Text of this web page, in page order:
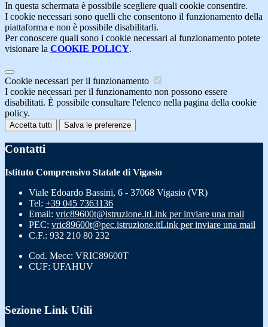
In questa schermata è possibile scegliere quali cookie consentire.
I cookie necessari sono quelli che consentono il funzionamento della
piattaforma e non è possibile disabilitarli.
Per conoscere quali sono i cookie necessari al funzionamento potete
visionare la COOKIE POLICY.
Cookie necessari per il funzionamento
I cookie necessari per il funzionamento non possono essere
disabilitati. È possibile consultare l'elenco nella pagina della cookie
policy.
Accetta tutti Salva le preferenze
Contatti
Istituto Comprensivo Statale di Vigasio
Viale Edoardo Bassini, 6 - 37068 Vigasio (VR)
Tel: +39 045 7363136
Email: vric89600t@istruzione.itLink per inviare una mail
PEC: vric89600t@pec.istruzione.itLink per inviare una mail
C.F.: 932 210 80 232
Cod. Mecc: VRIC89600T
CUF: UFAHUV
Sezione Link Utili